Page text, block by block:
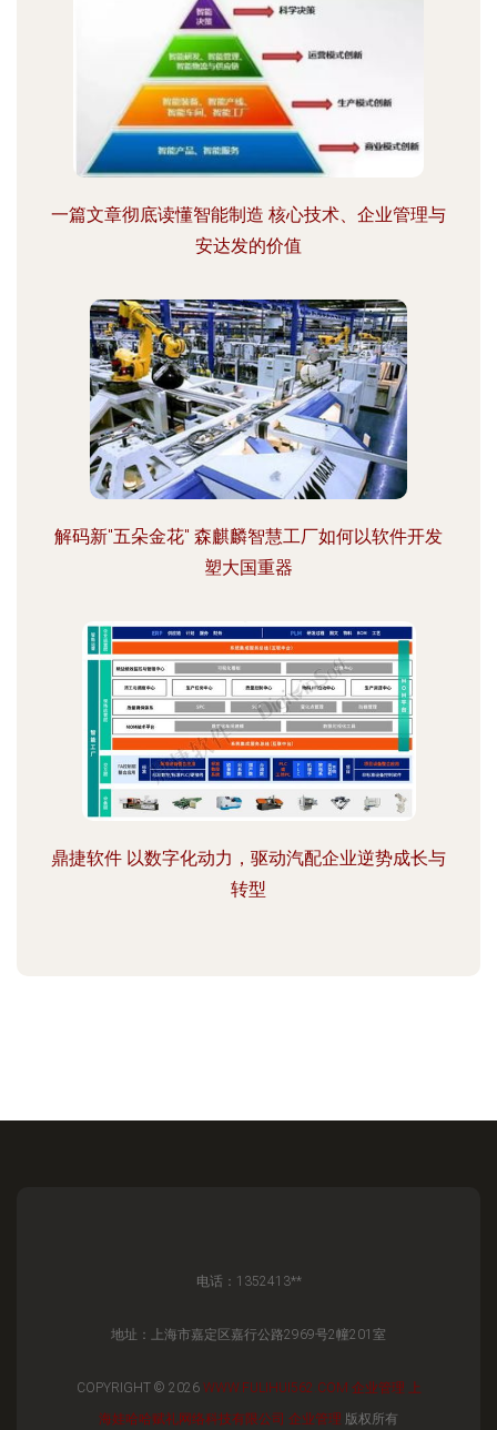
一篇文章彻底读懂智能制造 核心技术、企业管理与
安达发的价值
解码新"五朵金花" 森麒麟智慧工厂如何以软件开发
塑大国重器
鼎捷软件 以数字化动力，驱动汽配企业逆势成长与
转型
电话：1352413**
地址：上海市嘉定区嘉行公路2969号2幢201室
COPYRIGHT © 2026 WWW.FULIHUI562.COM 企业管理
上
海娃哈哈赋礼网络科技有限公司 企业管理 版权所有